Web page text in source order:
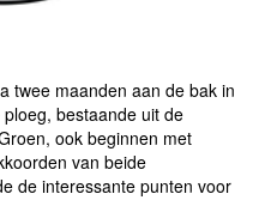
twee maanden aan de bak in
bestaande uit de
ook beginnen met
van beide
de interessante punten voor